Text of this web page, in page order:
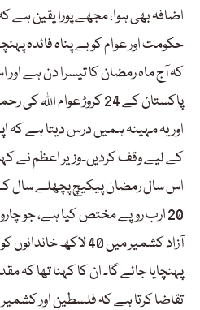
اضافہ بھی ہوا، مجھے پورا یقین
حکومت اور عوام کو بے پناہ فائدہ
کہ آج ماہ رمضان کا تیسرا دن ہے
پاکستان کے 24 کروڑ
اور یہ مہینہ ہمیں درس دیتا ہے
کے لیے وقف کردیں۔وزیر اعظم نے
20 ارب روپے مختص کیا ہے، جو
آزاد کشمیر میں 40
پہنچایا جائے گا۔ ان کا کہنا تھا
تقاضا کرتا ہے کہ فلسطین اور